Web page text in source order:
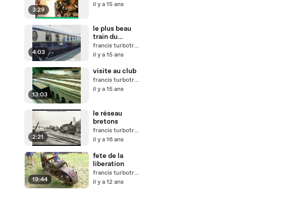
3:29
il y a 15 ans
4:03
le plus beau
train du
monde
francis turbotrain
il y a 15 ans
13:03
visite au club
francis turbotrain
il y a 15 ans
2:21
le réseau
bretons
francis turbotrain
il y a 16 ans
19:44
fete de la
liberation
francis turbotrain
il y a 12 ans